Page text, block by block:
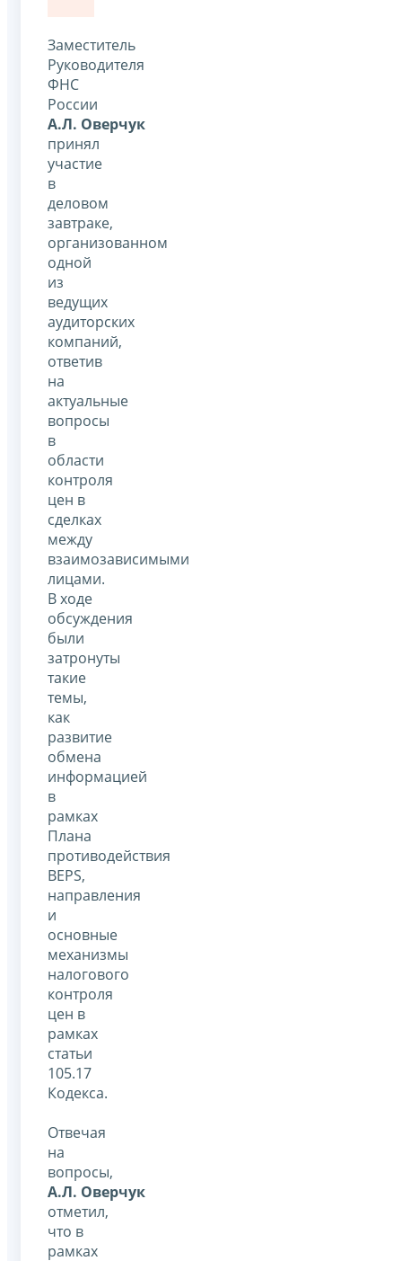
Заместитель
Руководителя
ФНС
России
А.Л. Оверчук
принял
участие
в
деловом
завтраке,
организованном
одной
из
ведущих
аудиторских
компаний,
ответив
на
актуальные
вопросы
в
области
контроля
цен в
сделках
между
взаимозависимыми
лицами.
В ходе
обсуждения
были
затронуты
такие
темы,
как
развитие
обмена
информацией
в
рамках
Плана
противодействия
BEPS,
направления
и
основные
механизмы
налогового
контроля
цен в
рамках
статьи
105.17
Кодекса.
Отвечая
на
вопросы,
А.Л. Оверчук
отметил,
что в
рамках